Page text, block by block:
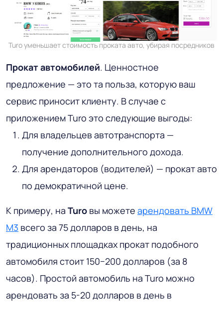
Turo уменьшает стоимость проката авто, убирая посредников
Прокат автомобилей. Ценностное
предложение — это та польза, которую ваш
сервис приносит клиенту. В случае с
приложением Turo это следующие выгоды:
Для владельцев автотранспорта —
получение дополнительного дохода.
Для арендаторов (водителей) — прокат авто
по демократичной цене.
К примеру, на Turo вы можете арендовать BMW
M3 всего за 75 долларов в день, на
традиционных площадках прокат подобного
автомобиля стоит 150−200 долларов (за 8
часов). Простой автомобиль на Turo можно
арендовать за 5-20 долларов в день в